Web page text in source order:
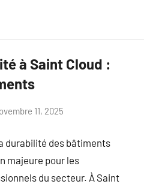
à Saint Cloud :
11, 2025
durabilité des bâtiments
majeure pour les
du secteur. À Saint